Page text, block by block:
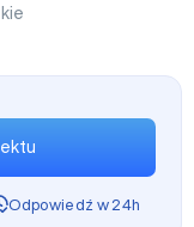
Odpowiedź w 24h